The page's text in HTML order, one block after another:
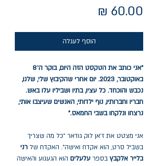
הוסף לעגלה
"אני כותב את הטקסט הזה היום, בוקר ה־8
באוקטובר, 2023. יום אחרי שהקיבוץ שלי, שלנו,
נכבש והוכחד. כל עציו, בתיו ושביליו עלו באש.
חבריו וחברותיו, נוף ילדותי, האנשים שעיצבו אותי,
נרצחו ונלקחו בשבי החמאס."
אני מצטט את ז'אן לוק גודאר "כל מה שצריך
בשביל סרט, הוא אקדח ואישה". האקדח של רני
בלייר אלקבץ בספר עלעלים הוא הגעגוע והאישה